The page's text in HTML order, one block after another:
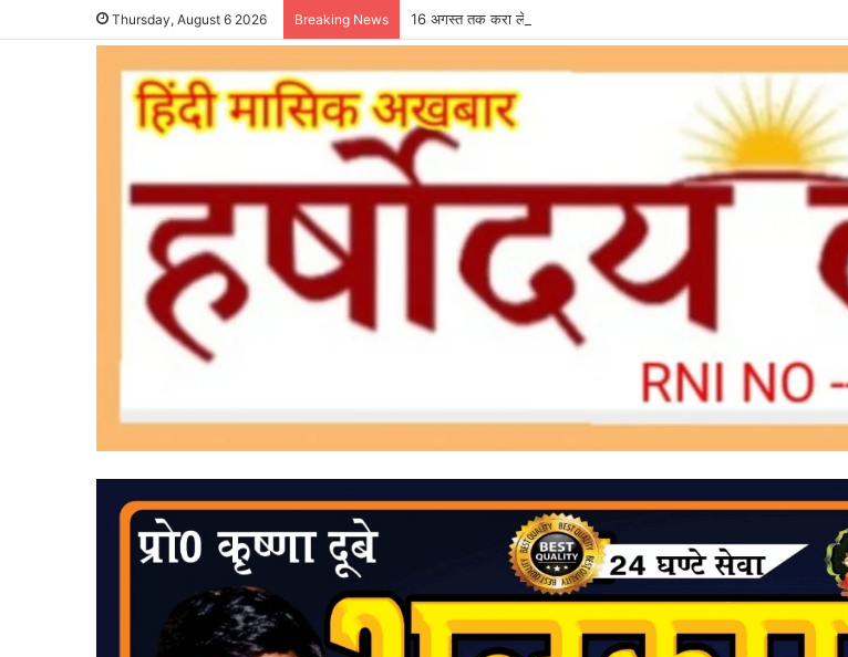
Thursday, August 6 2026 Breaking News 16 अगस्त तक करा लें LPG e-KYC, वरना बुकिंग और सब्सिडी में हो सकती है दिक्कत